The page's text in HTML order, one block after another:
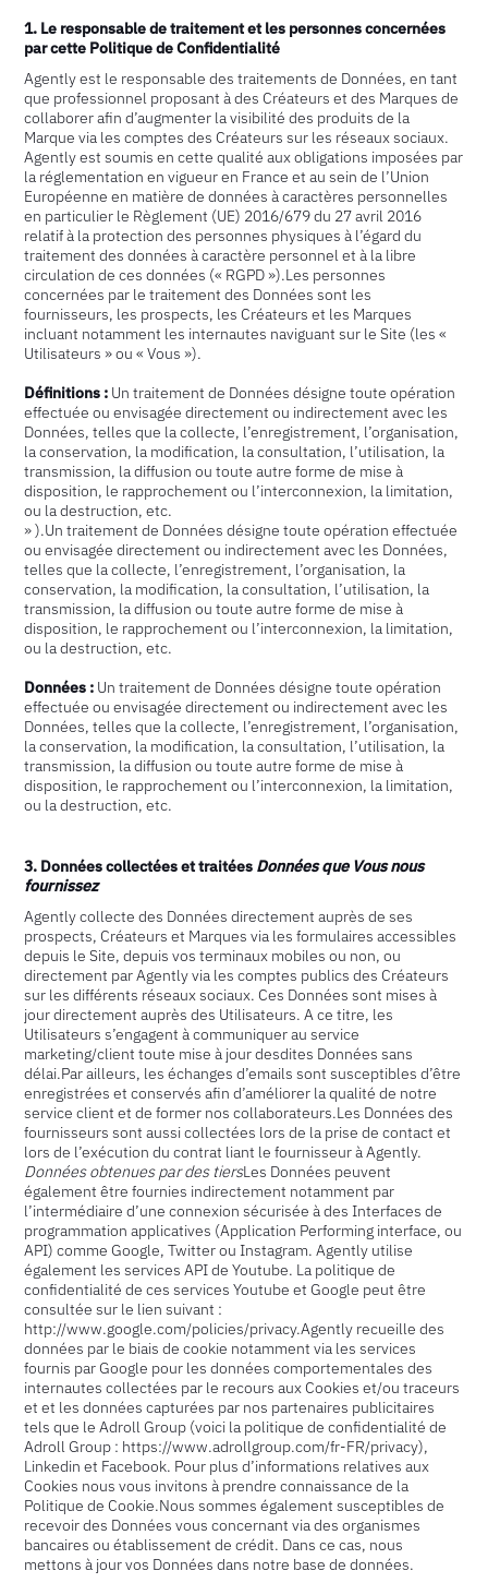
1. Le responsable de traitement et les personnes concernées
par cette Politique de Confidentialité
Agently est le responsable des traitements de Données, en tant
que professionnel proposant à des Créateurs et des Marques de
collaborer afin d’augmenter la visibilité des produits de la
Marque via les comptes des Créateurs sur les réseaux sociaux.
Agently est soumis en cette qualité aux obligations imposées par
la réglementation en vigueur en France et au sein de l’Union
Européenne en matière de données à caractères personnelles
en particulier le Règlement (UE) 2016/679 du 27 avril 2016
relatif à la protection des personnes physiques à l’égard du
traitement des données à caractère personnel et à la libre
circulation de ces données (« RGPD »).Les personnes
concernées par le traitement des Données sont les
fournisseurs, les prospects, les Créateurs et les Marques
incluant notamment les internautes naviguant sur le Site (les «
Utilisateurs » ou « Vous »).
‍Définitions : Un traitement de Données désigne toute opération
effectuée ou envisagée directement ou indirectement avec les
Données, telles que la collecte, l’enregistrement, l’organisation,
la conservation, la modification, la consultation, l’utilisation, la
transmission, la diffusion ou toute autre forme de mise à
disposition, le rapprochement ou l’interconnexion, la limitation,
ou la destruction, etc.
» ).Un traitement de Données désigne toute opération effectuée
ou envisagée directement ou indirectement avec les Données,
telles que la collecte, l’enregistrement, l’organisation, la
conservation, la modification, la consultation, l’utilisation, la
transmission, la diffusion ou toute autre forme de mise à
disposition, le rapprochement ou l’interconnexion, la limitation,
ou la destruction, etc.
Données : Un traitement de Données désigne toute opération
effectuée ou envisagée directement ou indirectement avec les
Données, telles que la collecte, l’enregistrement, l’organisation,
la conservation, la modification, la consultation, l’utilisation, la
transmission, la diffusion ou toute autre forme de mise à
disposition, le rapprochement ou l’interconnexion, la limitation,
ou la destruction, etc.
3. Données collectées et traitées Données que Vous nous
fournissez
Agently collecte des Données directement auprès de ses
prospects, Créateurs et Marques via les formulaires accessibles
depuis le Site, depuis vos terminaux mobiles ou non, ou
directement par Agently via les comptes publics des Créateurs
sur les différents réseaux sociaux. Ces Données sont mises à
jour directement auprès des Utilisateurs. A ce titre, les
Utilisateurs s’engagent à communiquer au service
marketing/client toute mise à jour desdites Données sans
délai.Par ailleurs, les échanges d’emails sont susceptibles d’être
enregistrées et conservés afin d’améliorer la qualité de notre
service client et de former nos collaborateurs.Les Données des
fournisseurs sont aussi collectées lors de la prise de contact et
lors de l’exécution du contrat liant le fournisseur à Agently.
Données obtenues par des tiersLes Données peuvent
également être fournies indirectement notamment par
l’intermédiaire d’une connexion sécurisée à des Interfaces de
programmation applicatives (Application Performing interface, ou
API) comme Google, Twitter ou Instagram. Agently utilise
également les services API de Youtube. La politique de
confidentialité de ces services Youtube et Google peut être
consultée sur le lien suivant :
http://www.google.com/policies/privacy.Agently recueille des
données par le biais de cookie notamment via les services
fournis par Google pour les données comportementales des
internautes collectées par le recours aux Cookies et/ou traceurs
et et les données capturées par nos partenaires publicitaires
tels que le Adroll Group (voici la politique de confidentialité de
Adroll Group : https://www.adrollgroup.com/fr-FR/privacy),
Linkedin et Facebook. Pour plus d’informations relatives aux
Cookies nous vous invitons à prendre connaissance de la
Politique de Cookie.Nous sommes également susceptibles de
recevoir des Données vous concernant via des organismes
bancaires ou établissement de crédit. Dans ce cas, nous
mettons à jour vos Données dans notre base de données.